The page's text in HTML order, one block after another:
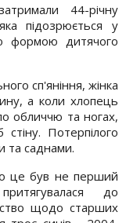
44-річну
підозрюється у
формою дитячого
сп'яніння, жінка
а коли хлопець
обличчю та ногах,
Потерпілого
та саднами.
це був не перший
до
щодо старших